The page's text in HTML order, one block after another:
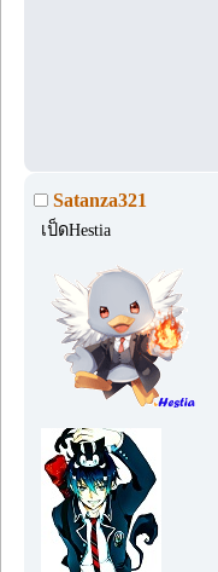
Satanza321
เป็ดHestia